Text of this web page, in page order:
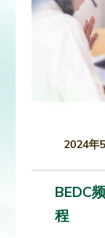
2024年
BEDC
程